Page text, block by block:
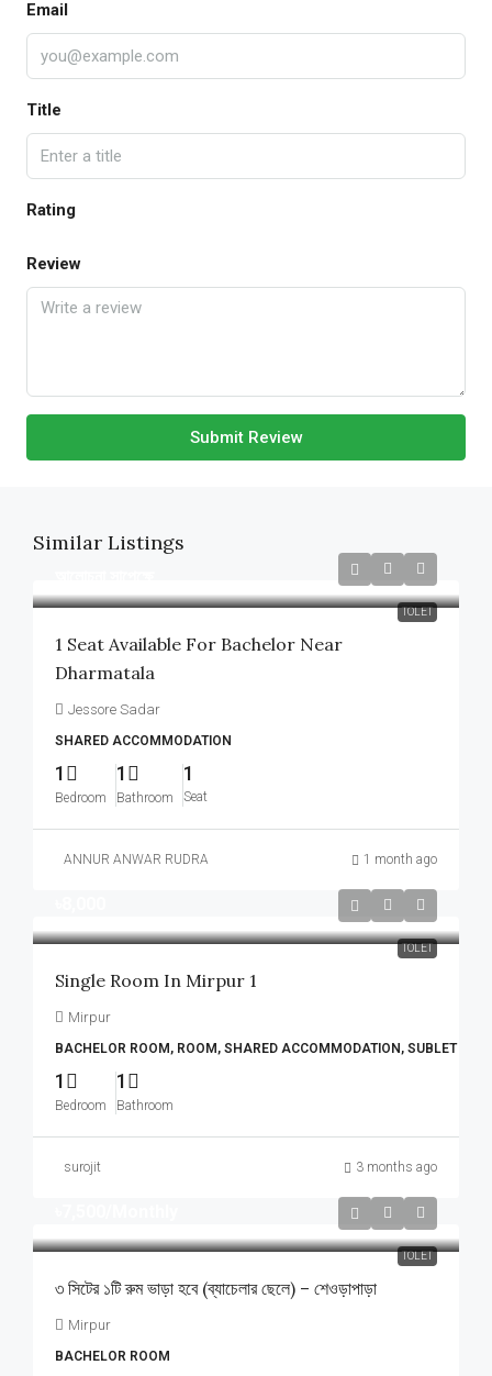
Email
Title
Rating
Review
Submit Review
Similar Listings
TOLET
1 Seat Available For Bachelor Near
Dharmatala
Jessore Sadar
SHARED ACCOMMODATION
1
Bedroom
1
Bathroom
1
Seat
ANNUR ANWAR RUDRA 1 month ago
TOLET
Single Room In Mirpur 1
Mirpur
BACHELOR ROOM, ROOM, SHARED ACCOMMODATION, SUBLET
1
Bedroom
1
Bathroom
surojit 3 months ago
TOLET
৩ সিটের ১টি রুম ভাড়া হবে (ব্যাচেলার ছেলে) – শেওড়াপাড়া
Mirpur
BACHELOR ROOM